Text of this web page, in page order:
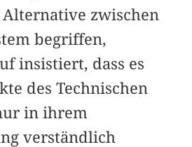
zwischen
begriffen,
insistiert, dass es
des Technischen
in ihrem
verständlich